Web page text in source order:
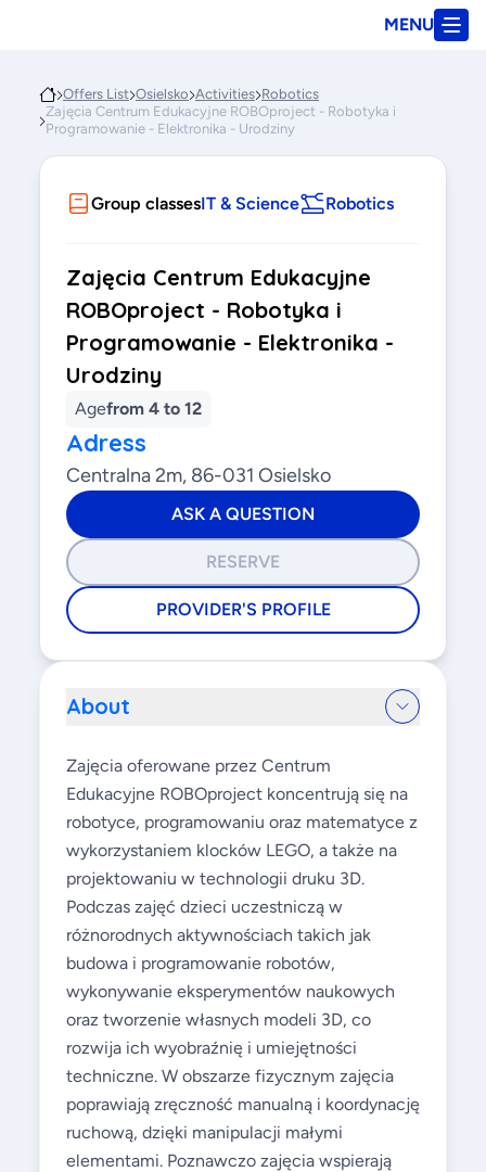
MENU
Offers List Osielsko Activities Robotics
Zajęcia Centrum Edukacyjne ROBOproject - Robotyka i
Programowanie - Elektronika - Urodziny
Group classesIT & Science Robotics
Zajęcia Centrum Edukacyjne
ROBOproject - Robotyka i
Programowanie - Elektronika -
Urodziny
Agefrom 4 to 12
Adress
Centralna 2m, 86-031 Osielsko
ASK A QUESTION
RESERVE
PROVIDER'S PROFILE
About
Zajęcia oferowane przez Centrum
Edukacyjne ROBOproject koncentrują się na
robotyce, programowaniu oraz matematyce z
wykorzystaniem klocków LEGO, a także na
projektowaniu w technologii druku 3D.
Podczas zajęć dzieci uczestniczą w
różnorodnych aktywnościach takich jak
budowa i programowanie robotów,
wykonywanie eksperymentów naukowych
oraz tworzenie własnych modeli 3D, co
rozwija ich wyobraźnię i umiejętności
techniczne. W obszarze fizycznym zajęcia
poprawiają zręczność manualną i koordynację
ruchową, dzięki manipulacji małymi
elementami. Poznawczo zajęcia wspierają